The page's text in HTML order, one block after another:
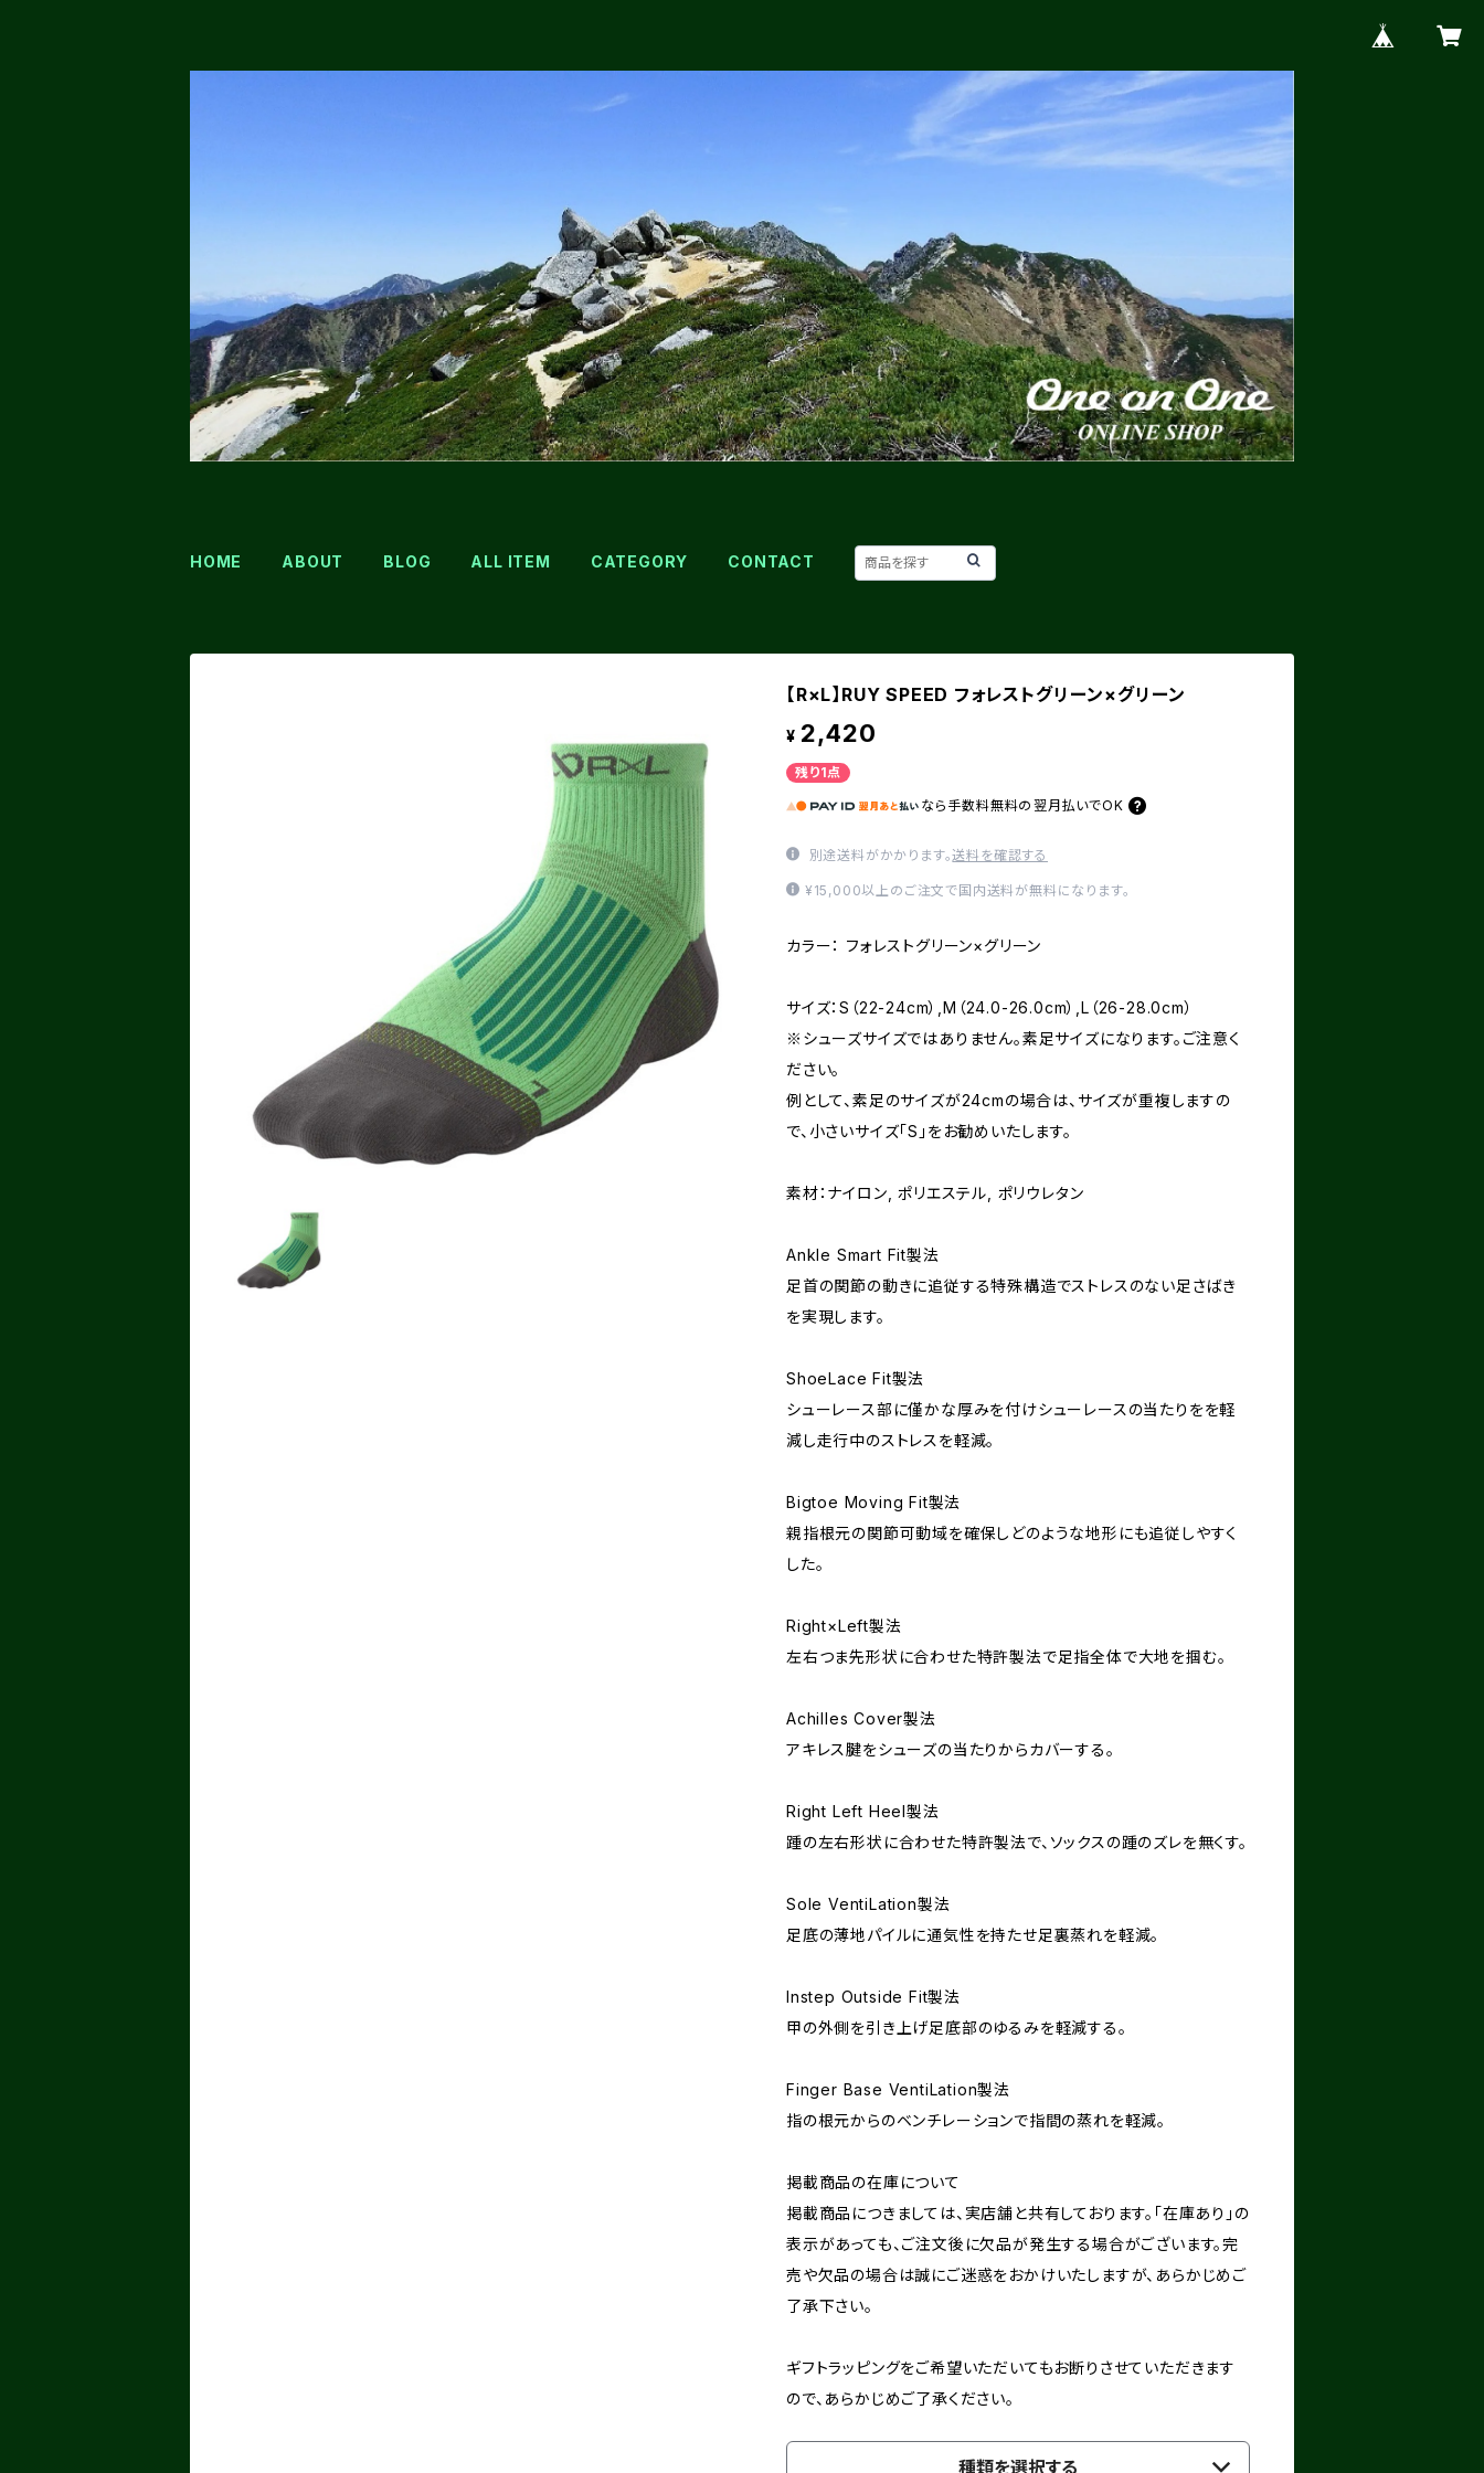
HOME ABOUT BLOG ALL ITEM CATEGORY CONTACT
【R×L】RUY SPEED フォレストグリーン×グリーン
¥ 2,420
残り1点
なら 手数料無料の 翌月払いでOK
別途送料がかかります。送料を確認する
¥15,000以上のご注文で国内送料が無料になります。
カラー： フォレストグリーン×グリーン
サイズ：S（22-24cm）,M（24.0-26.0cm）,L（26-28.0cm）
※シューズサイズではありません。素足サイズになります。ご注意く
ださい。
例として、素足のサイズが24cmの場合は、サイズが重複しますの
で、小さいサイズ「S」をお勧めいたします。
素材：ナイロン, ポリエステル, ポリウレタン
Ankle Smart Fit製法
足首の関節の動きに追従する特殊構造でストレスのない足さばき
を実現します。
ShoeLace Fit製法
シューレース部に僅かな厚みを付けシューレースの当たりをを軽
減し走行中のストレスを軽減。
Bigtoe Moving Fit製法
親指根元の関節可動域を確保しどのような地形にも追従しやすく
した。
Right×Left製法
左右つま先形状に合わせた特許製法で足指全体で大地を掴む。
Achilles Cover製法
アキレス腱をシューズの当たりからカバーする。
Right Left Heel製法
踵の左右形状に合わせた特許製法で、ソックスの踵のズレを無くす。
Sole VentiLation製法
足底の薄地パイルに通気性を持たせ足裏蒸れを軽減。
Instep Outside Fit製法
甲の外側を引き上げ足底部のゆるみを軽減する。
Finger Base VentiLation製法
指の根元からのベンチレーションで指間の蒸れを軽減。
掲載商品の在庫について
掲載商品につきましては、実店舗と共有しております。「在庫あり」の
表示があっても、ご注文後に欠品が発生する場合がございます。完
売や欠品の場合は誠にご迷惑をおかけいたしますが、あらかじめご
了承下さい。
ギフトラッピングをご希望いただいてもお断りさせていただきます
ので、あらかじめご了承ください。
種類を選択する